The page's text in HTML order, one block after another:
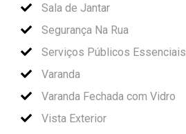
Sala de Jantar
Segurança Na Rua
Serviços Públicos Essenciais
Varanda
Varanda Fechada com Vidro
Vista Exterior